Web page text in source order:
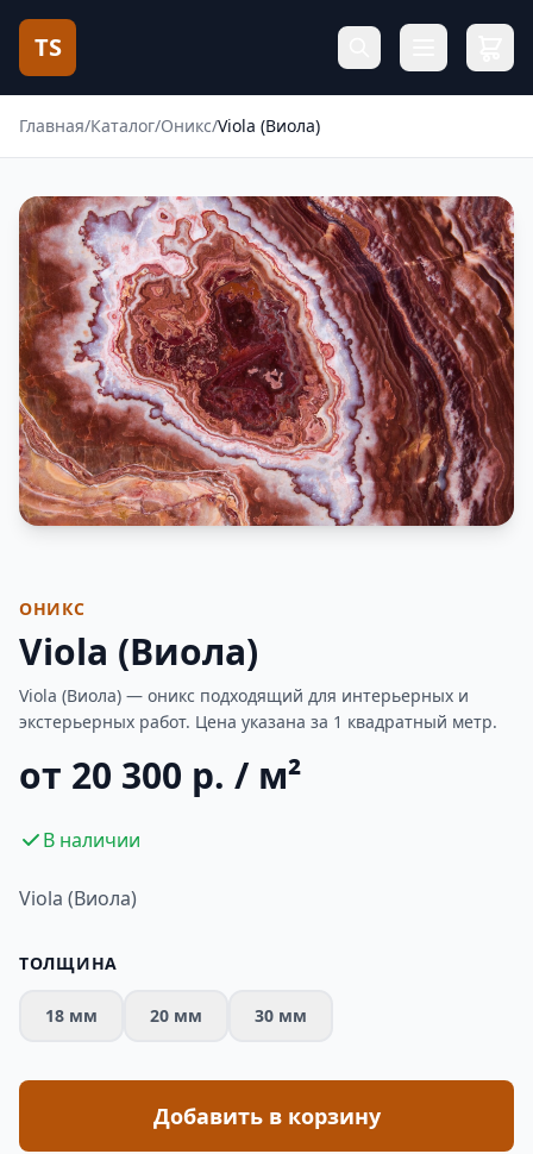
TS
Главная/Каталог/Оникс/Viola (Виола)
ОНИКС
Viola (Виола)
Viola (Виола) — оникс подходящий для интерьерных и
экстерьерных работ. Цена указана за 1 квадратный метр.
от 20 300 р. / м²
В наличии
Viola (Виола)
ТОЛЩИНА
18 мм 20 мм 30 мм
Добавить в корзину